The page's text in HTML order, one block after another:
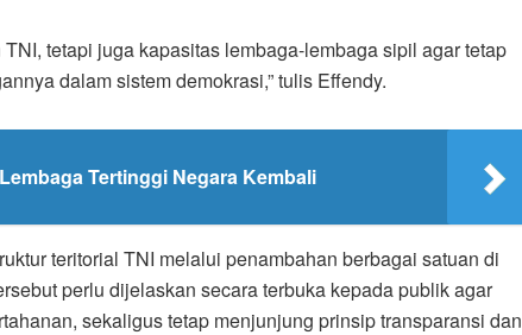
tetapi juga kapasitas lembaga-lembaga sipil agar tetap
dalam sistem demokrasi,” tulis Effendy.
Tertinggi Negara Kembali
teritorial TNI melalui penambahan berbagai satuan di
perlu dijelaskan secara terbuka kepada publik agar
sekaligus tetap menjunjung prinsip transparansi dan